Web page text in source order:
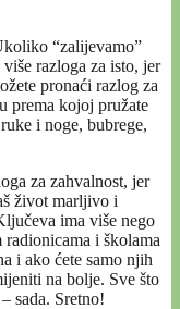
“zalijevamo”
razloga za isto, jer
pronaći razlog za
prema kojoj pružate
i noge, bubrege,
za zahvalnost, jer
život marljivo i
ima više nego
i školama
i ako ćete samo njih
na bolje. Sve što
sada. Sretno!